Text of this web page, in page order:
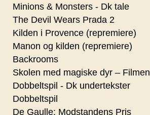
Minions & Monsters - Dk tale
The Devil Wears Prada 2
Kilden i Provence (repremiere)
Manon og kilden (repremiere)
Backrooms
Skolen med magiske dyr – Filmen
Dobbeltspil - Dk undertekster
Dobbeltspil
De Gaulle: Modstandens Pris